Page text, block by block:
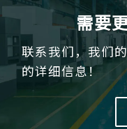
需要
联系我们，我们
的详细信息！